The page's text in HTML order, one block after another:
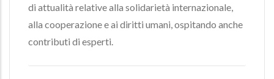
di attualità relative alla solidarietà internazionale,
alla cooperazione e ai diritti umani, ospitando anche
contributi di esperti.